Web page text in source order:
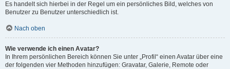
Es handelt sich hierbei in der Regel um ein persönliches Bild, welches von
Benutzer zu Benutzer unterschiedlich ist.
Nach oben
Wie verwende ich einen Avatar?
In Ihrem persönlichen Bereich können Sie unter „Profil“ einen Avatar über eine
der folgenden vier Methoden hinzufügen: Gravatar, Galerie, Remote oder